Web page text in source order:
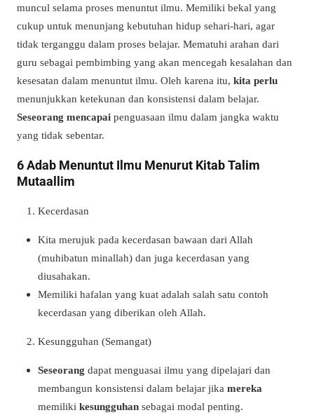
muncul selama proses menuntut ilmu. Memiliki bekal yang
cukup untuk menunjang kebutuhan hidup sehari-hari, agar
tidak terganggu dalam proses belajar. Mematuhi arahan dari
guru sebagai pembimbing yang akan mencegah kesalahan dan
kesesatan dalam menuntut ilmu. Oleh karena itu, kita perlu
menunjukkan ketekunan dan konsistensi dalam belajar.
Seseorang mencapai penguasaan ilmu dalam jangka waktu
yang tidak sebentar.
6 Adab Menuntut Ilmu Menurut Kitab Talim
Mutaallim
Kecerdasan
Kita merujuk pada kecerdasan bawaan dari Allah
(muhibatun minallah) dan juga kecerdasan yang
diusahakan.
Memiliki hafalan yang kuat adalah salah satu contoh
kecerdasan yang diberikan oleh Allah.
Kesungguhan (Semangat)
Seseorang dapat menguasai ilmu yang dipelajari dan
membangun konsistensi dalam belajar jika mereka
memiliki kesungguhan sebagai modal penting.